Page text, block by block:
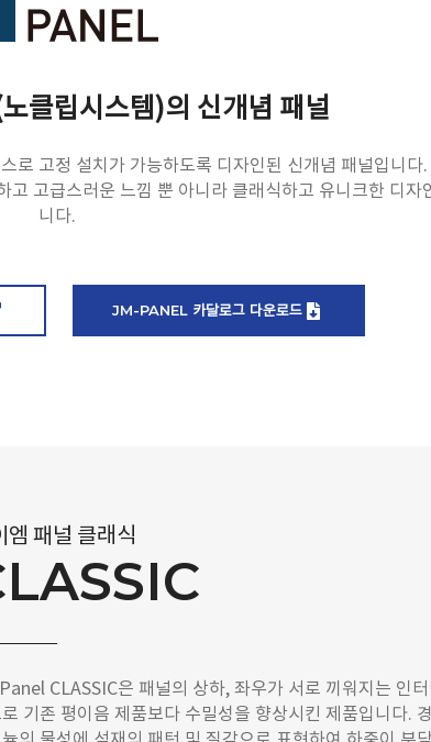
클립시스템)의 신개념 패널
로 고정 설치가 가능하도록 디자인된 신개념 패널입니다.
고급스러운 느낌 뿐 아니라 클래식하고 유니크한 디자
니다.
JM-PANEL 카달로그 다운로드
엠 패널 클래식
CLASSIC은 패널의 상하, 좌우가 서로 끼워지는 인
로 기존 평이음 제품보다 수밀성을 향상시킨 제품입니다.